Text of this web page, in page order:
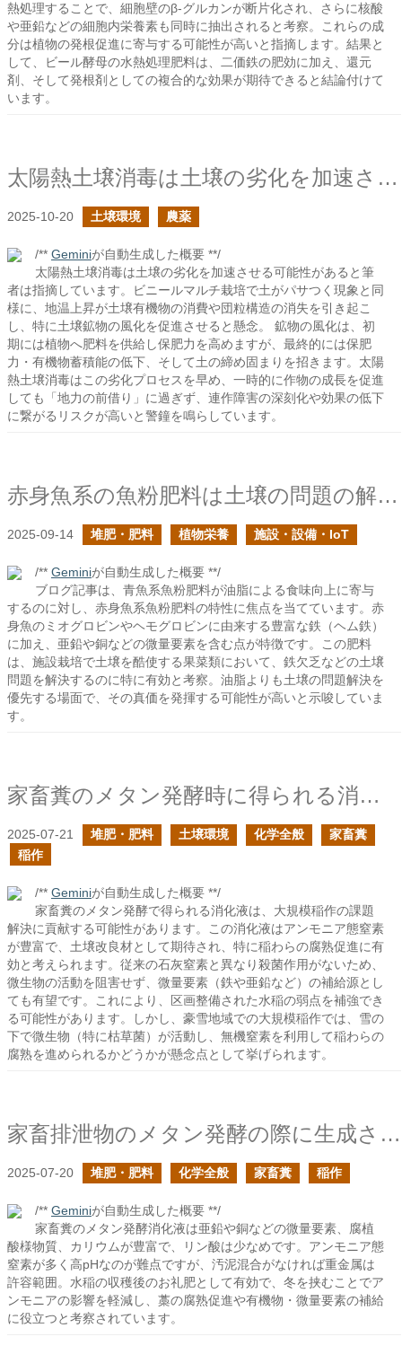
熱処理することで、細胞壁のβ-グルカンが断片化され、さらに核酸
や亜鉛などの細胞内栄養素も同時に抽出されると考察。これらの成
分は植物の発根促進に寄与する可能性が高いと指摘します。結果と
して、ビール酵母の水熱処理肥料は、二価鉄の肥効に加え、還元
剤、そして発根剤としての複合的な効果が期待できると結論付けて
います。
太陽熱土壌消毒は土壌の劣化を加速させる恐れがある
2025-10-20 土壌環境 農薬
/** Geminiが自動生成した概要 **/
太陽熱土壌消毒は土壌の劣化を加速させる可能性があると筆
者は指摘しています。ビニールマルチ栽培で土がパサつく現象と同
様に、地温上昇が土壌有機物の消費や団粒構造の消失を引き起こ
し、特に土壌鉱物の風化を促進させると懸念。 鉱物の風化は、初
期には植物へ肥料を供給し保肥力を高めますが、最終的には保肥
力・有機物蓄積能の低下、そして土の締め固まりを招きます。太陽
熱土壌消毒はこの劣化プロセスを早め、一時的に作物の成長を促進
しても「地力の前借り」に過ぎず、連作障害の深刻化や効果の低下
に繋がるリスクが高いと警鐘を鳴らしています。
赤身魚系の魚粉肥料は土壌の問題の解決に向いているはず
2025-09-14 堆肥・肥料 植物栄養 施設・設備・IoT
/** Geminiが自動生成した概要 **/
ブログ記事は、青魚系魚粉肥料が油脂による食味向上に寄与
するのに対し、赤身魚系魚粉肥料の特性に焦点を当てています。赤
身魚のミオグロビンやヘモグロビンに由来する豊富な鉄（ヘム鉄）
に加え、亜鉛や銅などの微量要素を含む点が特徴です。この肥料
は、施設栽培で土壌を酷使する果菜類において、鉄欠乏などの土壌
問題を解決するのに特に有効と考察。油脂よりも土壌の問題解決を
優先する場面で、その真価を発揮する可能性が高いと示唆していま
す。
家畜糞のメタン発酵時に得られる消化液は大規模稲作の問題を解決する可能性があるのでは？
2025-07-21 堆肥・肥料 土壌環境 化学全般
家畜糞
稲作
/** Geminiが自動生成した概要 **/
家畜糞のメタン発酵で得られる消化液は、大規模稲作の課題
解決に貢献する可能性があります。この消化液はアンモニア態窒素
が豊富で、土壌改良材として期待され、特に稲わらの腐熟促進に有
効と考えられます。従来の石灰窒素と異なり殺菌作用がないため、
微生物の活動を阻害せず、微量要素（鉄や亜鉛など）の補給源とし
ても有望です。これにより、区画整備された水稲の弱点を補強でき
る可能性があります。しかし、豪雪地域での大規模稲作では、雪の
下で微生物（特に枯草菌）が活動し、無機窒素を利用して稲わらの
腐熟を進められるかどうかが懸念点として挙げられます。
家畜排泄物のメタン発酵の際に生成される消化液で沈殿しやすい金属は残るか？の続き
2025-07-20 堆肥・肥料 化学全般 家畜糞 稲作
/** Geminiが自動生成した概要 **/
家畜糞のメタン発酵消化液は亜鉛や銅などの微量要素、腐植
酸様物質、カリウムが豊富で、リン酸は少なめです。アンモニア態
窒素が多く高pHなのが難点ですが、汚泥混合がなければ重金属は
許容範囲。水稲の収穫後のお礼肥として有効で、冬を挟むことでア
ンモニアの影響を軽減し、藁の腐熟促進や有機物・微量要素の補給
に役立つと考察されています。